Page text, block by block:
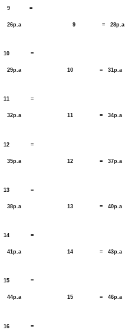
9 =
26p.a 9 = 28p.a
10 =
29p.a 10 = 31p.a
11 =
32p.a 11 = 34p.a
12 =
35p.a 12 = 37p.a
13 =
38p.a 13 = 40p.a
14 =
41p.a 14 = 43p.a
15 =
44p.a 15 = 46p.a
16 =